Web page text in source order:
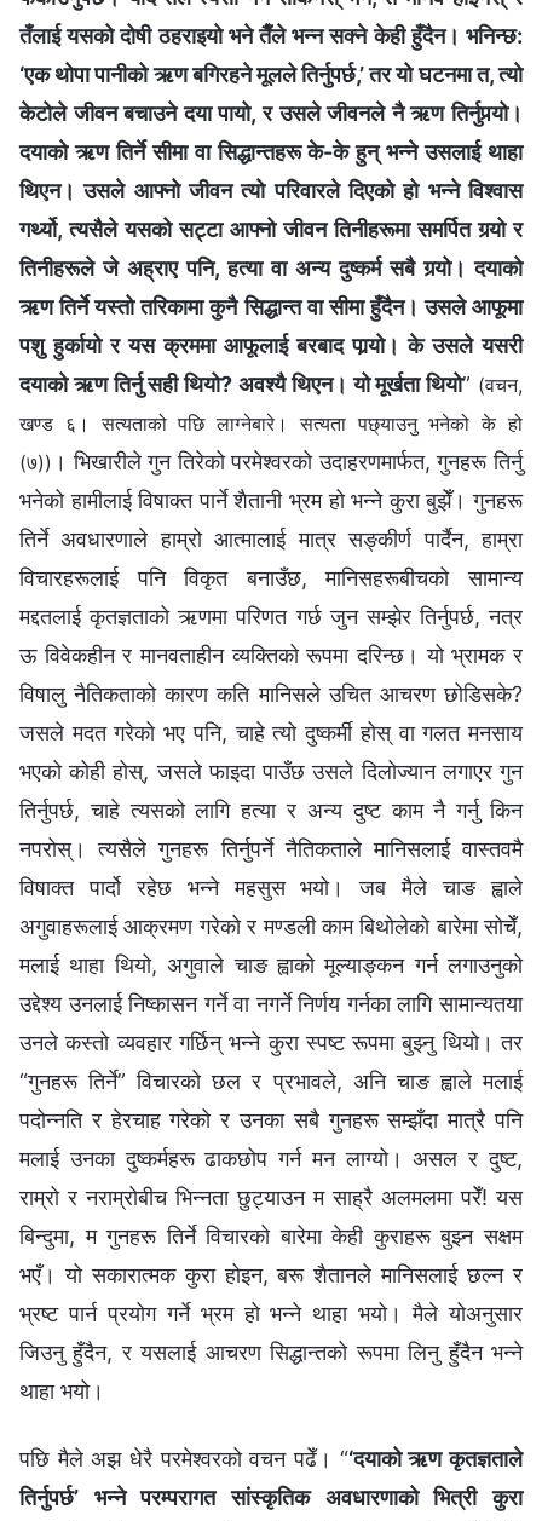
तँलाई यसको दोषी ठहराइयो भने तैँले भन्‍न सक्‍ने केही हुँदैन। भनिन्छ:
‘एक थोपा पानीको ऋण बगिरहने मूलले तिर्नुपर्छ,’ तर यो घटनमा त, त्यो
केटोले जीवन बचाउने दया पायो, र उसले जीवनले नै ऋण तिर्नुपर्‍यो।
दयाको ऋण तिर्ने सीमा वा सिद्धान्तहरू के-के हुन् भन्‍ने उसलाई थाहा
थिएन। उसले आफ्नो जीवन त्यो परिवारले दिएको हो भन्‍ने विश्‍वास
गर्थ्यो, त्यसैले यसको सट्टा आफ्‍नो जीवन तिनीहरूमा समर्पित गर्‍यो र
तिनीहरूले जे अह्राए पनि, हत्या वा अन्य दुष्कर्म सबै गर्‍यो। दयाको
ऋण तिर्ने यस्तो तरिकामा कुनै सिद्धान्त वा सीमा हुँदैन। उसले आफूमा
पशु हुर्कायो र यस क्रममा आफूलाई बरबाद पार्‍यो। के उसले यसरी
दयाको ऋण तिर्नु सही थियो? अवश्यै थिएन। यो मूर्खता थियो” (वचन,
खण्ड ६। सत्यताको पछि लाग्‍नेबारे। सत्यता पछ्याउनु भनेको के हो
(७)) । भिखारीले गुन तिरेको परमेश्‍वरको उदाहरणमार्फत, गुनहरू तिर्नु
भनेको हामीलाई विषाक्त पार्ने शैतानी भ्रम हो भन्ने कुरा बुझेँ। गुनहरू
तिर्ने अवधारणाले हाम्रो आत्मालाई मात्र सङ्कीर्ण पार्दैन, हाम्रा
विचारहरूलाई पनि विकृत बनाउँछ, मानिसहरूबीचको सामान्य
मद्दतलाई कृतज्ञताको ऋणमा परिणत गर्छ जुन सम्झेर तिर्नुपर्छ, नत्र
ऊ विवेकहीन र मानवताहीन व्यक्तिको रूपमा दरिन्छ। यो भ्रामक र
विषालु नैतिकताको कारण कति मानिसले उचित आचरण छोडिसके?
जसले मदत गरेको भए पनि, चाहे त्यो दुष्कर्मी होस् वा गलत मनसाय
भएको कोही होस्, जसले फाइदा पाउँछ उसले दिलोज्यान लगाएर गुन
तिर्नुपर्छ, चाहे त्यसको लागि हत्या र अन्य दुष्‍ट काम नै गर्नु किन
नपरोस्। त्यसैले गुनहरू तिर्नुपर्ने नैतिकताले मानिसलाई वास्तवमै
विषाक्त पार्दो रहेछ भन्‍ने महसुस भयो। जब मैले चाङ ह्वाले
अगुवाहरूलाई आक्रमण गरेको र मण्डली काम बिथोलेको बारेमा सोचेँ,
मलाई थाहा थियो, अगुवाले चाङ ह्वाको मूल्याङ्कन गर्न लगाउनुको
उद्देश्य उनलाई निष्कासन गर्ने वा नगर्ने निर्णय गर्नका लागि सामान्यतया
उनले कस्तो व्यवहार गर्छिन् भन्ने कुरा स्पष्‍ट रूपमा बुझ्नु थियो। तर
“गुनहरू तिर्ने” विचारको छल र प्रभावले, अनि चाङ ह्वाले मलाई
पदोन्नति र हेरचाह गरेको र उनका सबै गुनहरू सम्झँदा मात्रै पनि
मलाई उनका दुष्कर्महरू ढाकछोप गर्न मन लाग्यो। असल र दुष्‍ट,
राम्रो र नराम्रोबीच भिन्नता छुट्याउन म साह्रै अलमलमा परेँ! यस
बिन्दुमा, म गुनहरू तिर्ने विचारको बारेमा केही कुराहरू बुझ्न सक्षम
भएँ। यो सकारात्मक कुरा होइन, बरू शैतानले मानिसलाई छल्न र
भ्रष्‍ट पार्न प्रयोग गर्ने भ्रम हो भन्ने थाहा भयो। मैले योअनुसार
जिउनु हुँदैन, र यसलाई आचरण सिद्धान्तको रूपमा लिनु हुँदैन भन्ने
थाहा भयो।
पछि मैले अझ धेरै परमेश्‍वरको वचन पढेँ। “‘दयाको ऋण कृतज्ञताले
तिर्नुपर्छ’ भन्‍ने परम्‍परागत सांस्कृतिक अवधारणाको भित्री कुरा